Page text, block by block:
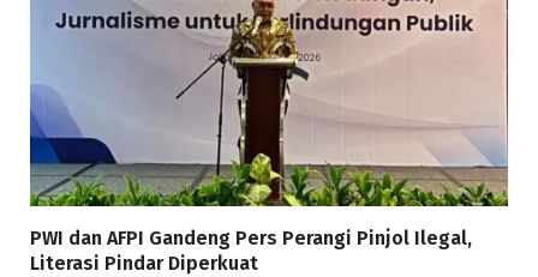
PWI dan AFPI Gandeng Pers Perangi Pinjol Ilegal,
Literasi Pindar Diperkuat